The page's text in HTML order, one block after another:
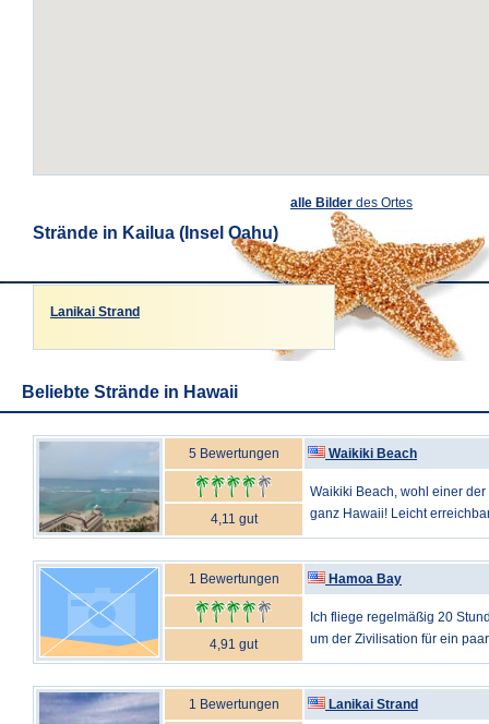
alle Bilder des Ortes
Strände in Kailua (Insel Oahu)
Lanikai Strand
Beliebte Strände in Hawaii
5 Bewertungen Waikiki Beach
Waikiki Beach, wohl einer
ganz Hawaii! Leicht
4,11 gut
1 Bewertungen Hamoa Bay
Ich fliege regelmäßig 20
um der Zivilisation für ein
4,91 gut
1 Bewertungen Lanikai Strand